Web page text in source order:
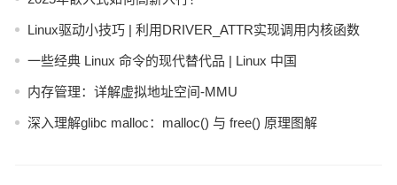
Linux驱动小技巧 | 利用DRIVER_ATTR实现调用内核函数
一些经典 Linux 命令的现代替代品 | Linux 中国
内存管理：详解虚拟地址空间-MMU
深入理解glibc malloc：malloc() 与 free() 原理图解